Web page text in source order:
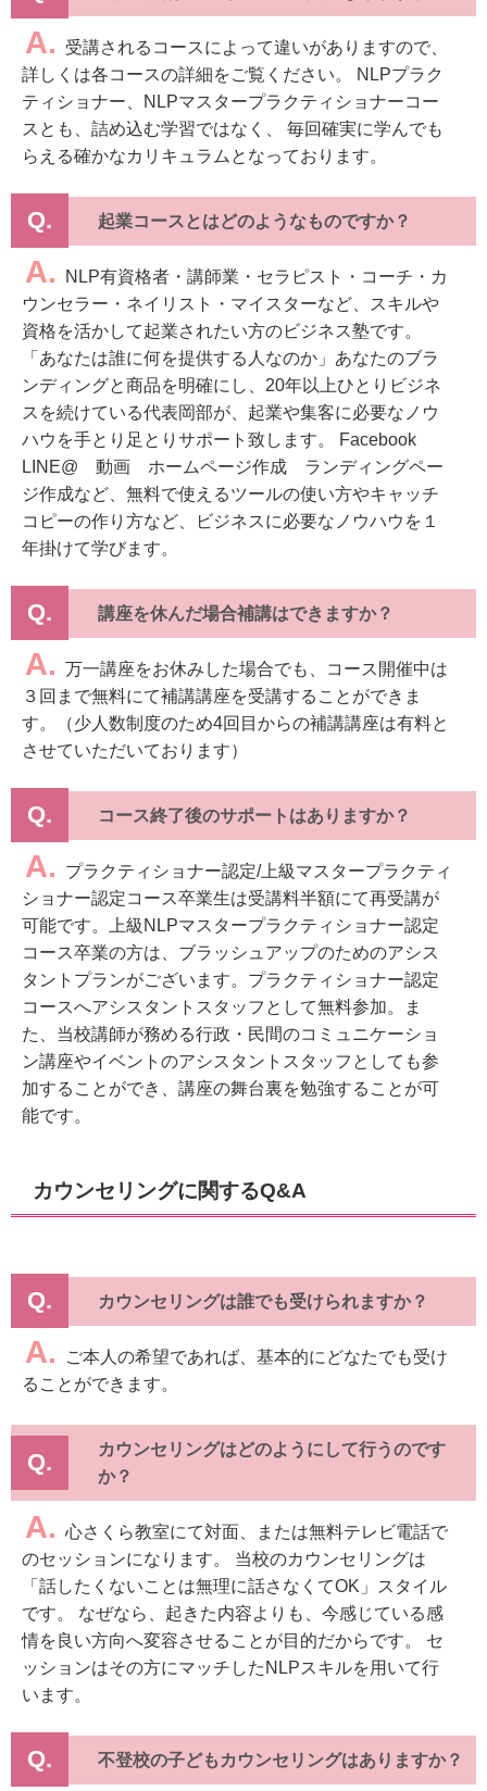
A.
受講されるコースによって違いがありますので、
詳しくは各コースの詳細をご覧ください。 NLPプラク
ティショナー、NLPマスタープラクティショナーコー
スとも、詰め込む学習ではなく、 毎回確実に学んでも
らえる確かなカリキュラムとなっております。
Q. 起業コースとはどのようなものですか？
A.
NLP有資格者・講師業・セラピスト・コーチ・カ
ウンセラー・ネイリスト・マイスターなど、スキルや
資格を活かして起業されたい方のビジネス塾です。
「あなたは誰に何を提供する人なのか」あなたのブラ
ンディングと商品を明確にし、20年以上ひとりビジネ
スを続けている代表岡部が、起業や集客に必要なノウ
ハウを手とり足とりサポート致します。 Facebook
LINE@ 動画 ホームページ作成 ランディングペー
ジ作成など、無料で使えるツールの使い方やキャッチ
コピーの作り方など、ビジネスに必要なノウハウを１
年掛けて学びます。
Q. 講座を休んだ場合補講はできますか？
A. 万一講座をお休みした場合でも、コース開催中は
３回まで無料にて補講講座を受講することができま
す。（少人数制度のため4回目からの補講講座は有料と
させていただいております）
Q. コース終了後のサポートはありますか？​
A.
プラクティショナー認定/上級マスタープラクティ
ショナー認定コース卒業生は受講料半額にて再受講が
可能です。上級NLPマスタープラクティショナー認定
コース卒業の方は、ブラッシュアップのためのアシス
タントプランがございます。プラクティショナー認定
コースへアシスタントスタッフとして無料参加。ま
た、当校講師が務める行政・民間のコミュニケーショ
ン講座やイベントのアシスタントスタッフとしても参
加することができ、講座の舞台裏を勉強することが可
能です。
カウンセリングに関するQ&A​​​
Q. カウンセリングは誰でも受けられますか？
A.
ご本人の希望であれば、基本的にどなたでも受け
ることができます。
Q.
カウンセリングはどのようにして行うのです
か？
A. 心さくら教室にて対面、または無料テレビ電話で
のセッションになります。 当校のカウンセリングは
「話したくないことは無理に話さなくてOK」スタイル
です。 なぜなら、起きた内容よりも、今感じている感
情を良い方向へ変容させることが目的だからです。 セ
ッションはその方にマッチしたNLPスキルを用いて行
います。
Q. 不登校の子どもカウンセリングはありますか？